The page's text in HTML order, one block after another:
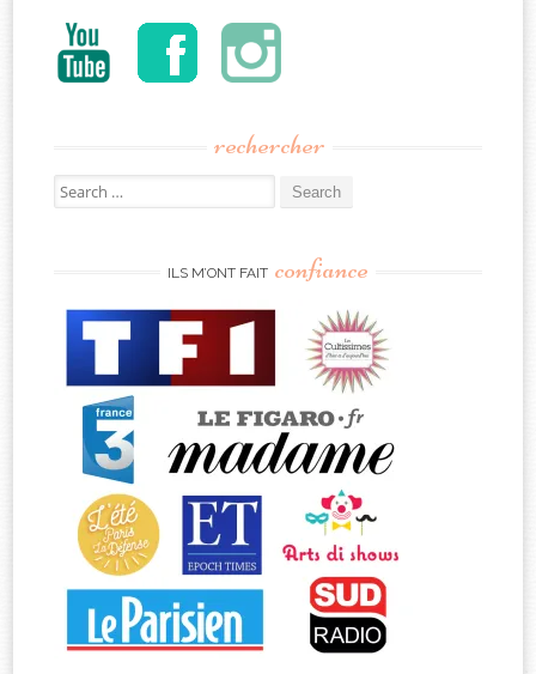
rechercher
Search
for:
ILS M’ONT FAIT confiance